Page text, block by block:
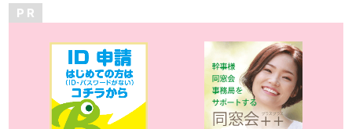
P R